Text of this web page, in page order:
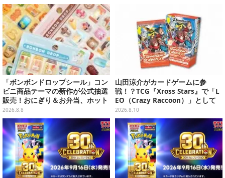
「ボンボンドロップシール」コン
ビニ商品テーマの新作が公式抽選
販売！おにぎり＆お弁当、ホット
スナックなど4種セット
2026.8.8
山田涼介がカードゲームに参
戦！？TCG『Xross Stars』で「L
EO（Crazy Raccoon）」として
カード化
2026.8.10